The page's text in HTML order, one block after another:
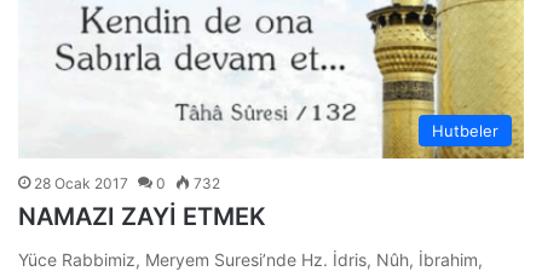
Hutbeler
28 Ocak 2017 0 732
NAMAZI ZAYİ ETMEK
Yüce Rabbimiz, Meryem Suresi’nde Hz. İdris, Nûh, İbrahim,